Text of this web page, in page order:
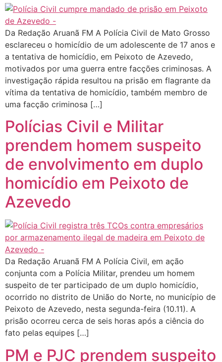
Da Redação Aruanã FM A Polícia Civil de Mato Grosso
esclareceu o homicídio de um adolescente de 17 anos e
a tentativa de homicídio, em Peixoto de Azevedo,
motivados por uma guerra entre facções criminosas. A
investigação rápida resultou na prisão em flagrante da
vítima da tentativa de homicídio, também membro de
uma facção criminosa […]
Polícias Civil e Militar
prendem homem suspeito
de envolvimento em duplo
homicídio em Peixoto de
Azevedo
Da Redação Aruanã FM A Polícia Civil, em ação
conjunta com a Polícia Militar, prendeu um homem
suspeito de ter participado de um duplo homicídio,
ocorrido no distrito de União do Norte, no município de
Peixoto de Azevedo, nesta segunda-feira (10.11). A
prisão ocorreu cerca de seis horas após a ciência do
fato pelas equipes […]
PM e PJC prendem suspeito